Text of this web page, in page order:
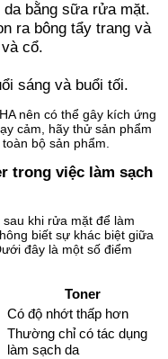
bằng sữa rửa mặt.
ra bông tẩy trang và
cổ.
sáng và buổi tối.
nên có thể gây kích ứng
cảm, hãy thử sản phẩm
bộ sản phẩm.
trong việc làm sạch
khi rửa mặt để làm
biết sự khác biệt giữa
đây là một số điểm
Toner
Có độ nhớt thấp hơn
Thường chỉ có tác dụng
làm sạch da